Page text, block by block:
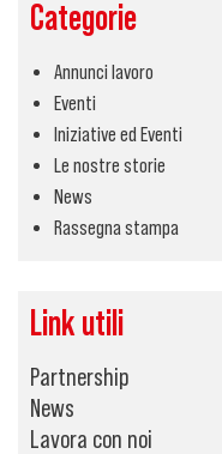
Categorie
Annunci lavoro
Eventi
Iniziative ed Eventi
Le nostre storie
News
Rassegna stampa
Link utili
Partnership
News
Lavora con noi